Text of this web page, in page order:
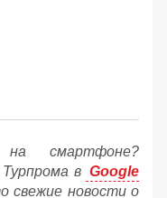
смартфоне?
в Google
свежие новости о